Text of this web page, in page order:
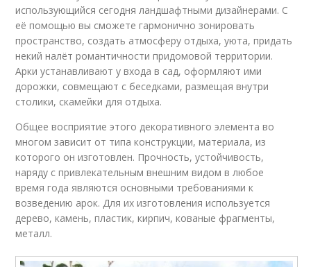
использующийся сегодня ландшафтными дизайнерами. С
её помощью вы сможете гармонично зонировать
пространство, создать атмосферу отдыха, уюта, придать
некий налёт романтичности придомовой территории.
Арки устанавливают у входа в сад, оформляют ими
дорожки, совмещают с беседками, размещая внутри
столики, скамейки для отдыха.
Общее восприятие этого декоративного элемента во
многом зависит от типа конструкции, материала, из
которого он изготовлен. Прочность, устойчивость,
наряду с привлекательным внешним видом в любое
время года являются основными требованиями к
возведению арок. Для их изготовления используется
дерево, камень, пластик, кирпич, кованые фрагменты,
металл.